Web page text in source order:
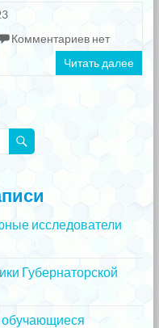
Комментариев нет
Читать далее
исследователи
Губернаторской
обучающиеся